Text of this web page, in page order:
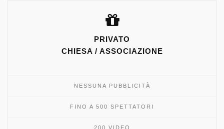
PRIVATO
CHIESA / ASSOCIAZIONE
NESSUNA PUBBLICITÀ
FINO A 500 SPETTATORI
200 VIDEO